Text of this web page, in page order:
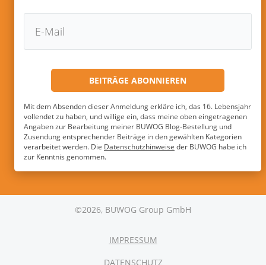
Mit dem Absenden dieser Anmeldung erkläre ich, das 16. Lebensjahr
vollendet zu haben, und willige ein, dass meine oben eingetragenen
Angaben zur Bearbeitung meiner BUWOG Blog-Bestellung und
Zusendung entsprechender Beiträge in den gewählten Kategorien
verarbeitet werden. Die Datenschutzhinweise der BUWOG habe ich
zur Kenntnis genommen.
©2026, BUWOG Group GmbH
IMPRESSUM
DATENSCHUTZ